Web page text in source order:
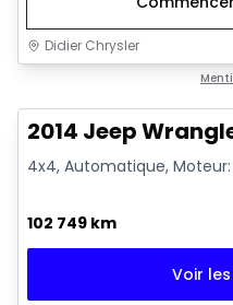
Didier Chrysler
2014 Jeep
4x4, Automatique,
102 749 km
Voir